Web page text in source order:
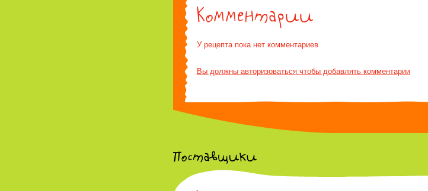
У рецепта пока нет комментариев
Вы должны авторизоваться чтобы добавлять комментарии